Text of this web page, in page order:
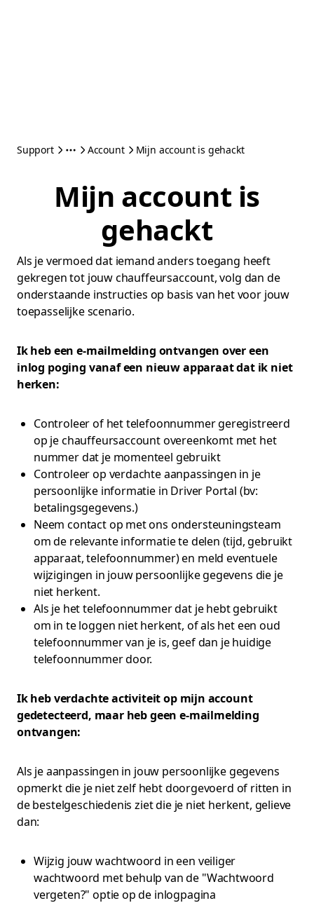
Support Account Mijn account is gehackt
Mijn account is
gehackt
Als je vermoed dat iemand anders toegang heeft
gekregen tot jouw chauffeursaccount, volg dan de
onderstaande instructies op basis van het voor jouw
toepasselijke scenario.
Ik heb een e-mailmelding ontvangen over een
inlog poging vanaf een nieuw apparaat dat ik niet
herken:
Controleer of het telefoonnummer geregistreerd
op je chauffeursaccount overeenkomt met het
nummer dat je momenteel gebruikt
Controleer op verdachte aanpassingen in je
persoonlijke informatie in Driver Portal (bv:
betalingsgegevens.)
Neem contact op met ons ondersteuningsteam
om de relevante informatie te delen (tijd, gebruikt
apparaat, telefoonnummer) en meld eventuele
wijzigingen in jouw persoonlijke gegevens die je
niet herkent.
Als je het telefoonnummer dat je hebt gebruikt
om in te loggen niet herkent, of als het een oud
telefoonnummer van je is, geef dan je huidige
telefoonnummer door.
Ik heb verdachte activiteit op mijn account
gedetecteerd, maar heb geen e-mailmelding
ontvangen:
Als je aanpassingen in jouw persoonlijke gegevens
opmerkt die je niet zelf hebt doorgevoerd of ritten in
de bestelgeschiedenis ziet die je niet herkent, gelieve
dan:
Wijzig jouw wachtwoord in een veiliger
wachtwoord met behulp van de "Wachtwoord
vergeten?" optie op de inlogpagina